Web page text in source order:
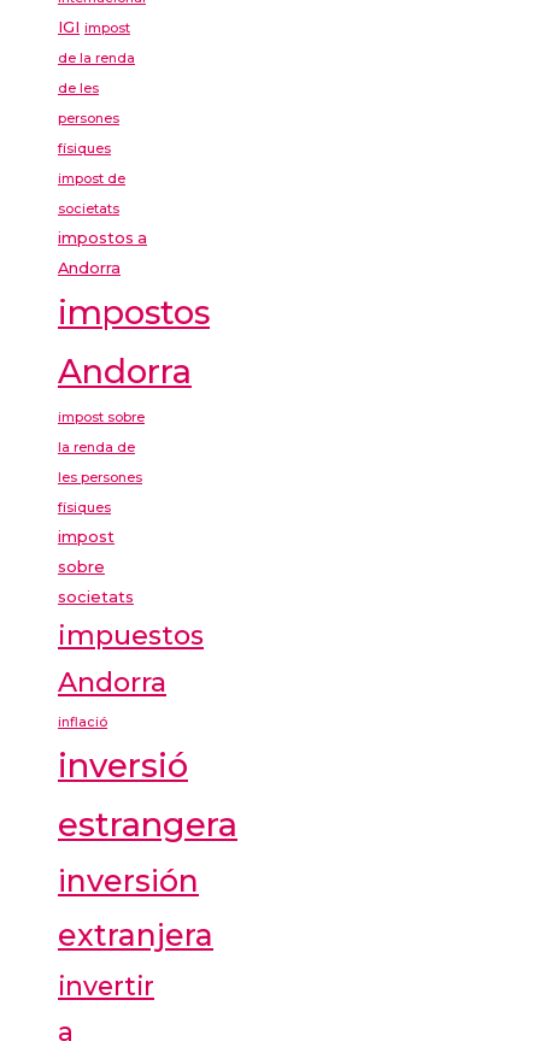
IGI impost
de la renda
de les
persones
físiques
impost de
societats
impostos a
Andorra
impostos
Andorra
impost sobre
la renda de
les persones
físiques
impost
sobre
societats
impuestos
Andorra
inflació
inversió
estrangera
inversión
extranjera
invertir
a